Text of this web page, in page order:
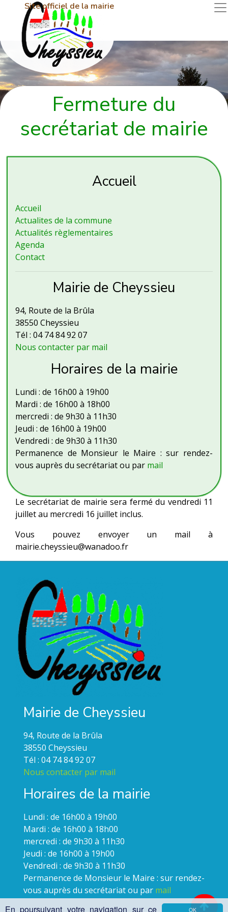
OK
En poursuivant votre navigation sur ce
Site officiel de la mairie
Fermeture du
secrétariat de mairie
Accueil
Accueil
Actualites de la commune
Actualités règlementaires
Agenda
Contact
Mairie de Cheyssieu
94, Route de la Brûla
38550 Cheyssieu
Tél : 04 74 84 92 07
Nous contacter par mail
Horaires de la mairie
Lundi : de 16h00 à 19h00
Mardi : de 16h00 à 18h00
mercredi : de 9h30 à 11h30
Jeudi : de 16h00 à 19h00
Vendredi : de 9h30 à 11h30
Permanence de Monsieur le Maire : sur rendez-
vous auprès du secrétariat ou par mail
Le secrétariat de mairie sera fermé du vendredi 11
juillet au mercredi 16 juillet inclus.
Vous pouvez envoyer un mail à
mairie.cheyssieu@wanadoo.fr
Mairie de Cheyssieu
94, Route de la Brûla
38550 Cheyssieu
Tél : 04 74 84 92 07
Nous contacter par mail
Horaires de la mairie
Lundi : de 16h00 à 19h00
Mardi : de 16h00 à 18h00
mercredi : de 9h30 à 11h30
Jeudi : de 16h00 à 19h00
Vendredi : de 9h30 à 11h30
Permanence de Monsieur le Maire : sur rendez-
vous auprès du secrétariat ou par mail